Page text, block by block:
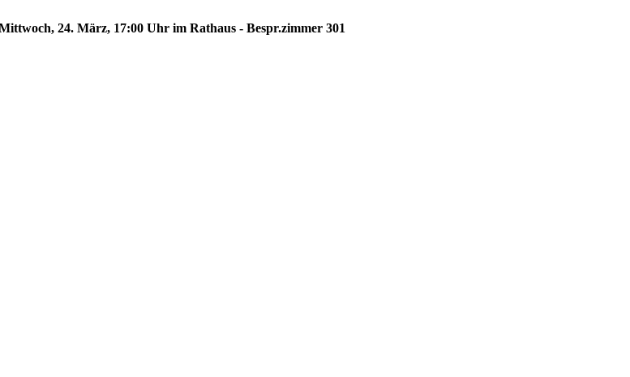
24. März, 17:00 Uhr im Rathaus - Bespr.zimmer 301